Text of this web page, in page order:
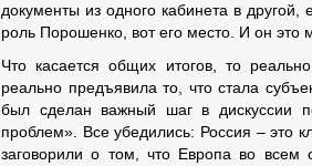
документы из одного кабинета в
роль Порошенко, вот его место. И он это
Что касается общих итогов, то
реально предъявила то, что стала
был сделан важный шаг в дискуссии
проблем». Все убедились: Россия – это
заговорили о том, что Европа во